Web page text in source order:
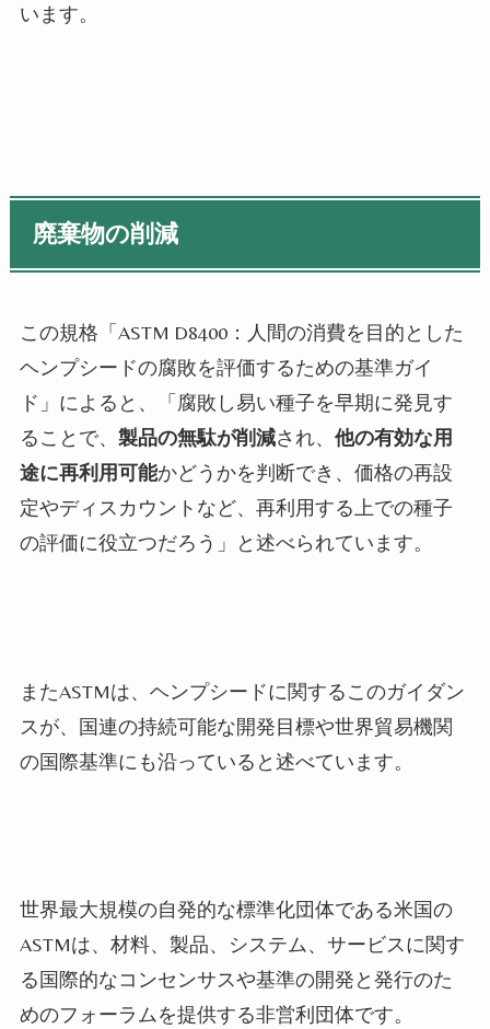
います。
廃棄物の削減
この規格「ASTM D8400：人間の消費を目的とした
ヘンプシードの腐敗を評価するための基準ガイ
ド」によると、「腐敗し易い種子を早期に発見す
ることで、 製品の無駄が削減され、 他の有効な用
途に再利用可能かどうかを判断でき、価格の再設
定やディスカウントなど、再利用する上での種子
の評価に役立つだろう」と述べられています。
またASTMは、ヘンプシードに関するこのガイダン
スが、国連の持続可能な開発目標や世界貿易機関
の国際基準にも沿っていると述べています。
世界最大規模の自発的な標準化団体である米国の
ASTMは、材料、製品、システム、サービスに関す
る国際的なコンセンサスや基準の開発と発行のた
めのフォーラムを提供する非営利団体です。